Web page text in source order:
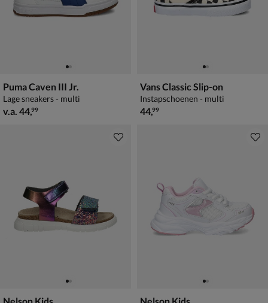
Puma Caven III Jr.
Lage sneakers - multi
vanaf € 44,99
v.a. 44,99
Vans Classic Slip-on
Instapschoenen - multi
€ 44,99
44,99